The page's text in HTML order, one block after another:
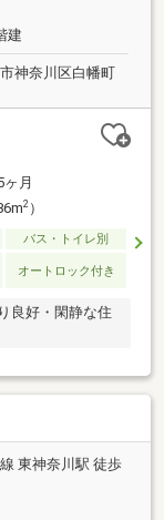
建
神奈川区白幡町
ヶ月
2）
バス・トイレ別
オートロック付き
良好・閑静な住
東神奈川駅 徒歩